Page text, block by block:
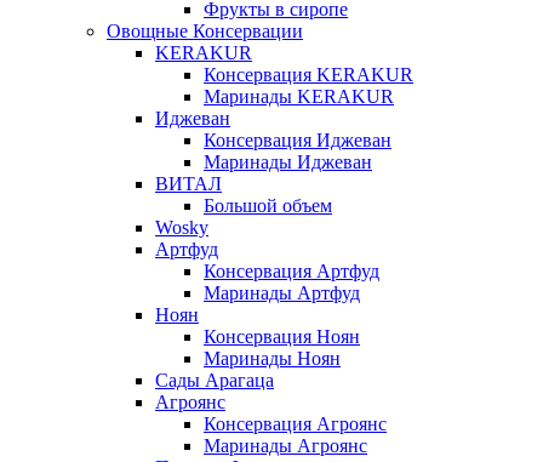
Фрукты в сиропе
Овощные Консервации
KERAKUR
Консервация KERAKUR
Маринады KERAKUR
Иджеван
Консервация Иджеван
Маринады Иджеван
ВИТАЛ
Большой объем
Wosky
Артфуд
Консервация Артфуд
Маринады Артфуд
Ноян
Консервация Ноян
Маринады Ноян
Сады Арагаца
Агроянс
Консервация Агроянс
Маринады Агроянс